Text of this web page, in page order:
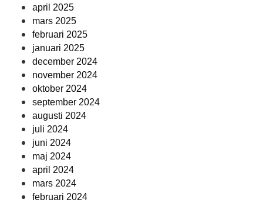
april 2025
mars 2025
februari 2025
januari 2025
december 2024
november 2024
oktober 2024
september 2024
augusti 2024
juli 2024
juni 2024
maj 2024
april 2024
mars 2024
februari 2024